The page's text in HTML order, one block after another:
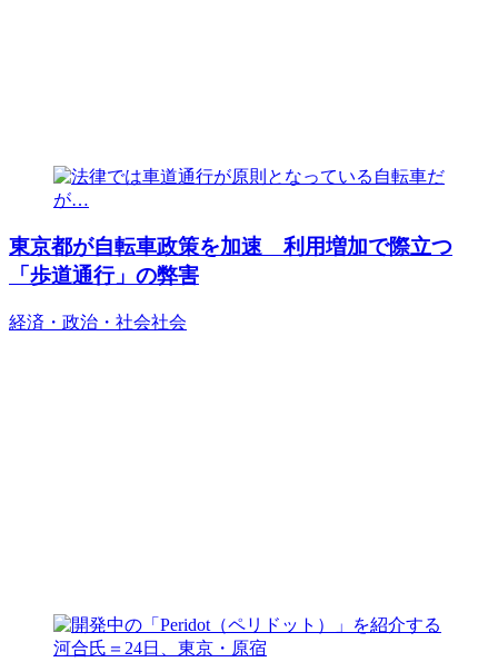
東京都が自転車政策を加速 利用増加で際立つ
「歩道通行」の弊害
経済・政治・社会社会